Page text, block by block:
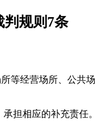
判规则7条
等经营场所、公共
担相应的补充责任